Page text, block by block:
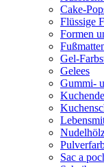
Cake-
Flüssige
Formen
Gel-
Gelees
Gummi-
Sac a